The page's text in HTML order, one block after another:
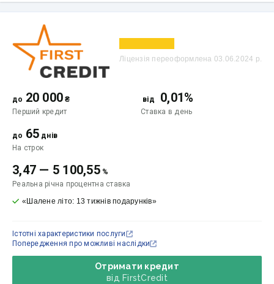
Ліцензія переоформлена 03.06.2024 р.
до 20 000 ₴
Перший кредит
від 0,01%
Ставка в день
до 65 днів
На строк
3,47 — 5 100,55 %
Реальна річна процентна ставка
Отримати кредит
від FirstCredit
«Шалене літо: 13 тижнів подарунків»
Істотні характеристики послуги
Попередження про можливі наслідки